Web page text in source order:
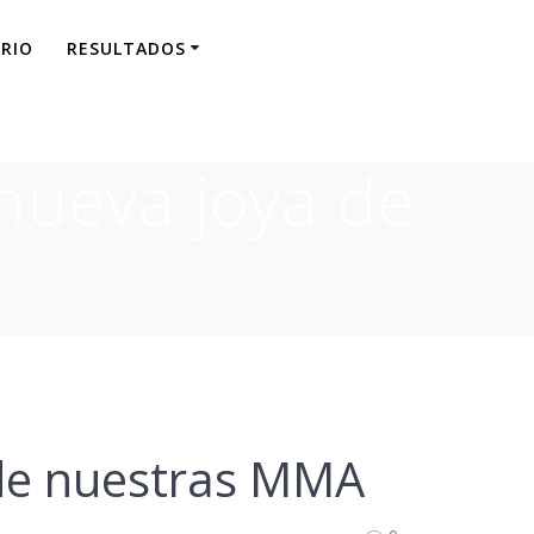
RESULTADOS
nuestras MMA